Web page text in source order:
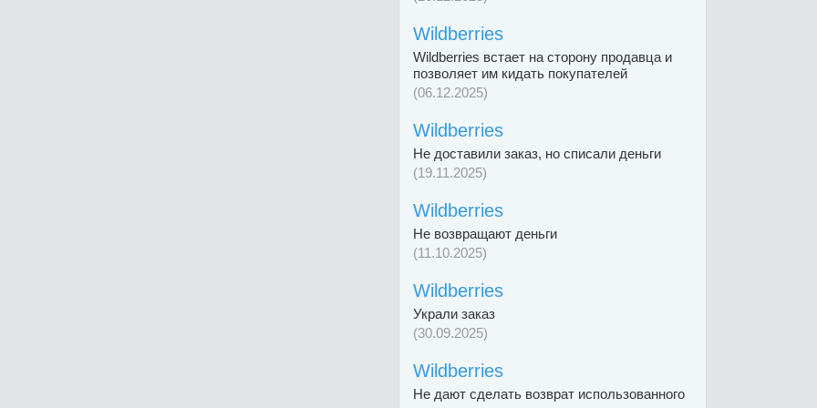
Wildberries
Wildberries встает на сторону продавца и
позволяет им кидать покупателей
(06.12.2025)
Wildberries
Не доставили заказ, но списали деньги
(19.11.2025)
Wildberries
Не возвращают деньги
(11.10.2025)
Wildberries
Украли заказ
(30.09.2025)
Wildberries
Не дают сделать возврат использованного